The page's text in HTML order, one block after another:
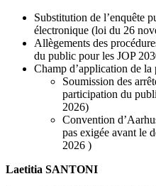
Substitution de l’enquête
électronique (loi du 26
Allègements des
du public pour les JOP
Champ d’application de
Soumission des
participation du
2026)
Convention
pas exigée avant le
2026 )
Laetitia SANTONI